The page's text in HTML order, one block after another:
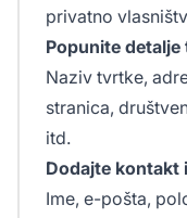
privatno
Popunite
Naziv tvrtke,
stranica,
itd.
Dodajte kontakt
Ime, e-pošta,